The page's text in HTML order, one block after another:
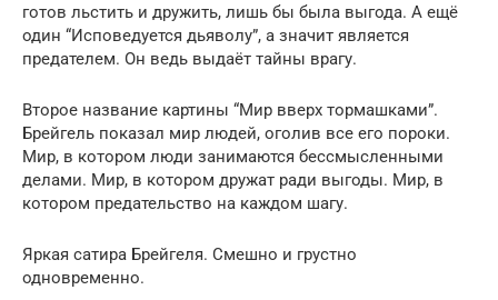
готов льстить и дружить, лишь бы была выгода. А ещё
один “Исповедуется дьяволу”, а значит является
предателем. Он ведь выдаёт тайны врагу.
Второе название картины “Мир вверх тормашками”.
Брейгель показал мир людей, оголив все его пороки.
Мир, в котором люди занимаются бессмысленными
делами. Мир, в котором дружат ради выгоды. Мир, в
котором предательство на каждом шагу.
Яркая сатира Брейгеля. Смешно и грустно
одновременно.